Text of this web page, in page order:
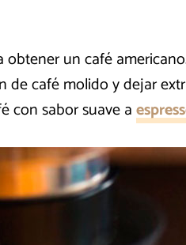
obtener un café
de café molido y dejar
con sabor suave a